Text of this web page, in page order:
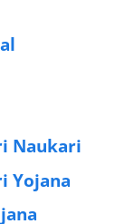
Naukari
Yojana